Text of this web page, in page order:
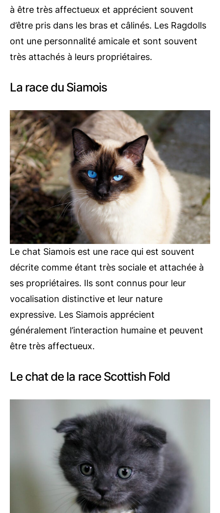
à être très affectueux et apprécient souvent
d’être pris dans les bras et câlinés. Les Ragdolls
ont une personnalité amicale et sont souvent
très attachés à leurs propriétaires.
La race du Siamois
Le chat Siamois est une race qui est souvent
décrite comme étant très sociale et attachée à
ses propriétaires. Ils sont connus pour leur
vocalisation distinctive et leur nature
expressive. Les Siamois apprécient
généralement l’interaction humaine et peuvent
être très affectueux.
Le chat de la race Scottish Fold